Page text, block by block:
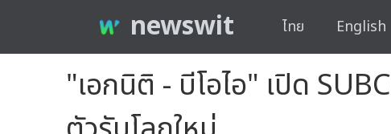
newswit ไทย English
"เอกนิติ - บีโอไอ" เปิด